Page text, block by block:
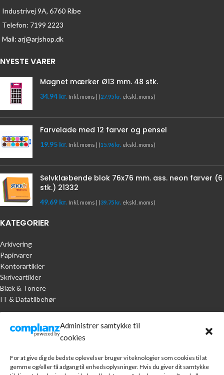
Administrer samtykke til
cookies
For at give dig de bedste oplevelser bruger vi teknologier som cookies til at
gemme og/eller få adgang til enhedsoplysninger. Hvis du giver dit samtykke
Industrivej 9A, 6760 Ribe
Telefon: 7199 2223
Mail: arj@arjshop.dk
NYESTE VARER
Magnet mærker Ø13 mm. 48 stk.
34.94 kr. Inkl. moms | (27.95 kr. ekskl. moms)
Farvelade med 12 farver og pensel
19.95 kr. Inkl. moms | (15.96 kr. ekskl. moms)
Selvklæbende blok 76x76 mm. ass. neon farver (6
stk.) 21332
49.69 kr. Inkl. moms | (39.75 kr. ekskl. moms)
KATEGORIER
Arkivering
Papirvarer
Kontorartikler
Skriveartikler
Blæk & Tonere
IT & Datatilbehør
Handelsbetingelser
Bankoplysninger